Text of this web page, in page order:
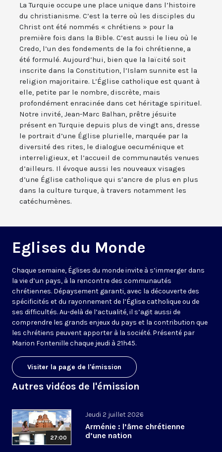
La Turquie occupe une place unique dans l’histoire
du christianisme. C’est la terre où les disciples du
Christ ont été nommés « chrétiens » pour la
première fois dans la Bible. C’est aussi le lieu où le
Credo, l’un des fondements de la foi chrétienne, a
été formulé. Aujourd’hui, bien que la laïcité soit
inscrite dans la Constitution, l’Islam sunnite est la
religion majoritaire. L’Église catholique est quant à
elle, petite par le nombre, discrète, mais
profondément enracinée dans cet héritage spirituel.
Notre invité, Jean-Marc Balhan, prêtre jésuite
présent en Turquie depuis plus de vingt ans, dresse
le portrait d’une Église plurielle, marquée par la
diversité des rites, le dialogue oecuménique et
interreligieux, et l’accueil de communautés venues
d’ailleurs. Il évoque aussi les nouveaux visages
d’une Église catholique qui s’ancre de plus en plus
dans la culture turque, à travers notamment les
catéchumènes.
Eglises du Monde
Chaque semaine, Églises du monde invite à s’immerger dans
la vie d’un pays, à la rencontre des communautés
chrétiennes. Dépaysement garanti, avec la découverte des
spécificités et du rayonnement de l’Église catholique ou de
ses difficultés. Au-delà de l’actualité, il s’agit aussi de
comprendre les grands enjeux du pays et la contribution que
les chrétiens peuvent apporter à la société. Présenté par
Marion Fontenille chaque jeudi à 21h45.
Visiter la page de l'émission
Autres vidéos de l'émission
27:00
Jeudi 2 juillet 2026
Arménie : l’âme chrétienne
d’une nation